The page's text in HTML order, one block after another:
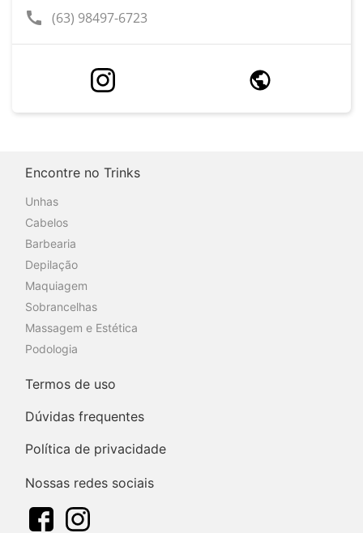
call (63) 98497-6723
Encontre no Trinks
Unhas
Cabelos
Barbearia
Depilação
Maquiagem
Sobrancelhas
Massagem e Estética
Podologia
Termos de uso
Dúvidas frequentes
Política de privacidade
Nossas redes sociais